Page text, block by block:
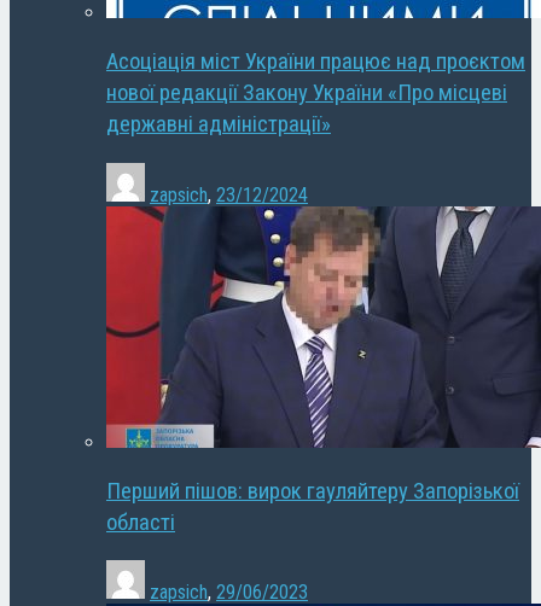
Асоціація міст України працює над проєктом
нової редакції Закону України «Про місцеві
державні адміністрації»
zapsich, 23/12/2024
Перший пішов: вирок гауляйтеру Запорізької
області
zapsich, 29/06/2023